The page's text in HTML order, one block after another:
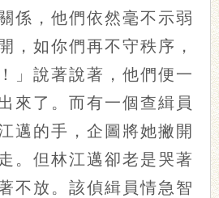
係，他們依然毫不示弱
，如你們再不守秩序，
」說著說著，他們便一
來了。而有一個查緝員
邁的手，企圖將她撇開
。但林江邁卻老是哭著
不放。該偵緝員情急智